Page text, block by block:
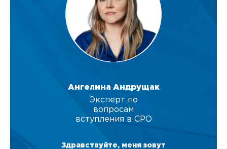
Ангелина Андрущак
Эксперт по
вопросам
вступления в СРО
Здравствуйте, меня зовут